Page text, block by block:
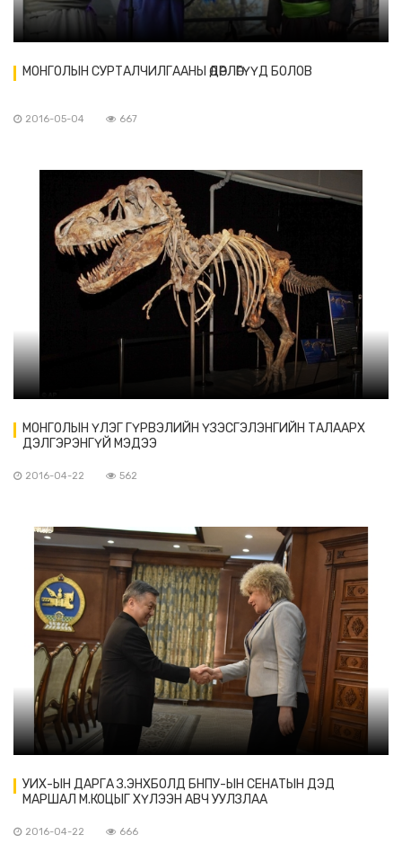
МОНГОЛЫН СУРТАЛЧИЛГААНЫ ӨДӨРЛӨГҮҮД БОЛОВ
2016-05-04 667
МОНГОЛЫН ҮЛЭГ ГҮРВЭЛИЙН ҮЗЭСГЭЛЭНГИЙН ТАЛААРХ
ДЭЛГЭРЭНГҮЙ МЭДЭЭ
2016-04-22 562
УИХ-ЫН ДАРГА З.ЭНХБОЛД БНПУ-ЫН СЕНАТЫН ДЭД
МАРШАЛ М.КОЦЫГ ХҮЛЭЭН АВЧ УУЛЗЛАА
2016-04-22 666